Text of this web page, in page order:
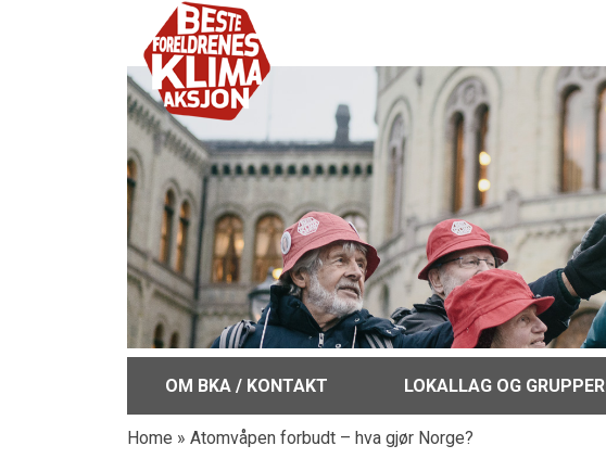
OM BKA / KONTAKT LOKALLAG OG GRUPPER
Home » Atomvåpen forbudt – hva gjør Norge?